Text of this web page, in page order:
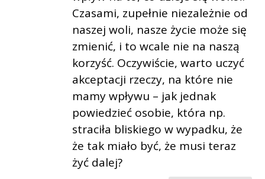
Czasami, zupełnie niezależnie od
naszej woli, nasze życie może się
zmienić, i to wcale nie na naszą
korzyść. Oczywiście, warto uczyć
akceptacji rzeczy, na które nie
mamy wpływu – jak jednak
powiedzieć osobie, która np.
straciła bliskiego w wypadku, że
że tak miało być, że musi teraz
żyć dalej?